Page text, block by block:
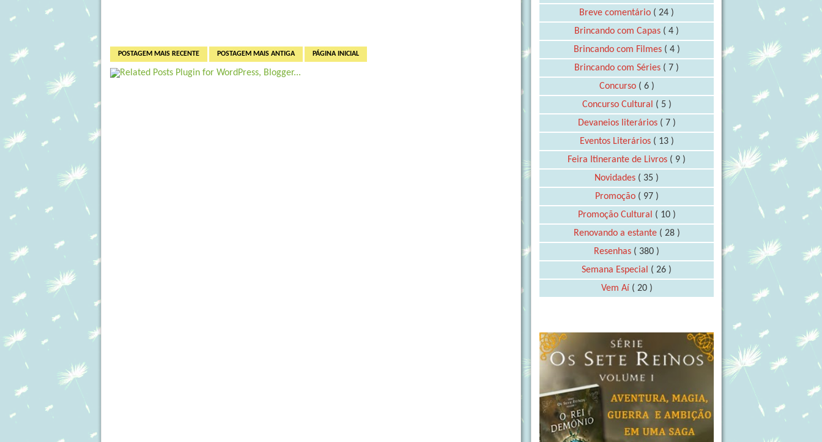
POSTAGEM MAIS RECENTE POSTAGEM MAIS ANTIGA PÁGINA INICIAL
Breve comentário ( 24 )
Brincando com Capas ( 4 )
Brincando com Filmes ( 4 )
Brincando com Séries ( 7 )
Concurso ( 6 )
Concurso Cultural ( 5 )
Devaneios literários ( 7 )
Eventos Literários ( 13 )
Feira Itinerante de Livros ( 9 )
Novidades ( 35 )
Promoção ( 97 )
Promoção Cultural ( 10 )
Renovando a estante ( 28 )
Resenhas ( 380 )
Semana Especial ( 26 )
Vem Aí ( 20 )